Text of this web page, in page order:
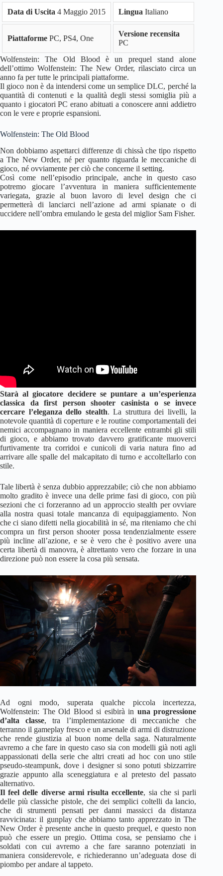
Data di Uscita 4 Maggio 2015 Lingua Italiano
Piattaforme PC, PS4, One
Versione recensita
PC
Wolfenstein: The Old Blood è un prequel stand alone
dell’ottimo Wolfenstein: The New Order, rilasciato circa un
anno fa per tutte le principali piattaforme.
Il gioco non è da intendersi come un semplice DLC, perché la
quantità di contenuti e la qualità degli stessi somiglia più a
quanto i giocatori PC erano abituati a conoscere anni addietro
con le vere e proprie espansioni.
Wolfenstein: The Old Blood
Non dobbiamo aspettarci differenze di chissà che tipo rispetto
a The New Order, né per quanto riguarda le meccaniche di
gioco, né ovviamente per ciò che concerne il setting.
Così come nell’episodio principale, anche in questo caso
potremo giocare l’avventura in maniera sufficientemente
variegata, grazie al buon lavoro di level design che ci
permetterà di lanciarci nell’azione ad armi spianate o di
uccidere nell’ombra emulando le gesta del miglior Sam Fisher.
Starà al giocatore decidere se puntare a un’esperienza
classica da first person shooter casinista o se invece
cercare l’eleganza dello stealth. La struttura dei livelli, la
notevole quantità di coperture e le routine comportamentali dei
nemici accompagnano in maniera eccellente entrambi gli stili
di gioco, e abbiamo trovato davvero gratificante muoverci
furtivamente tra corridoi e cunicoli di varia natura fino ad
arrivare alle spalle del malcapitato di turno e accoltellarlo con
stile.
Tale libertà è senza dubbio apprezzabile; ciò che non abbiamo
molto gradito è invece una delle prime fasi di gioco, con più
sezioni che ci forzeranno ad un approccio stealth per ovviare
alla nostra quasi totale mancanza di equipaggiamento. Non
che ci siano difetti nella giocabilità in sé, ma riteniamo che chi
compra un first person shooter possa tendenzialmente essere
più incline all’azione, e se è vero che è positivo avere una
certa libertà di manovra, è altrettanto vero che forzare in una
direzione può non essere la cosa più sensata.
Ad ogni modo, superata qualche piccola incertezza,
Wolfenstein: The Old Blood si esibirà in una progressione
d’alta classe, tra l’implementazione di meccaniche che
terranno il gameplay fresco e un arsenale di armi di distruzione
che rende giustizia al buon nome della saga. Naturalmente
avremo a che fare in questo caso sia con modelli già noti agli
appassionati della serie che altri creati ad hoc con uno stile
pseudo-steampunk, dove i designer si sono potuti sbizzarrire
grazie appunto alla sceneggiatura e al pretesto del passato
alternativo.
Il feel delle diverse armi risulta eccellente, sia che si parli
delle più classiche pistole, che dei semplici coltelli da lancio,
che di strumenti pensati per danni massicci da distanza
ravvicinata: il gunplay che abbiamo tanto apprezzato in The
New Order è presente anche in questo prequel, e questo non
può che essere un pregio. Ottima cosa, se pensiamo che i
soldati con cui avremo a che fare saranno potenziati in
maniera considerevole, e richiederanno un’adeguata dose di
piombo per andare al tappeto.